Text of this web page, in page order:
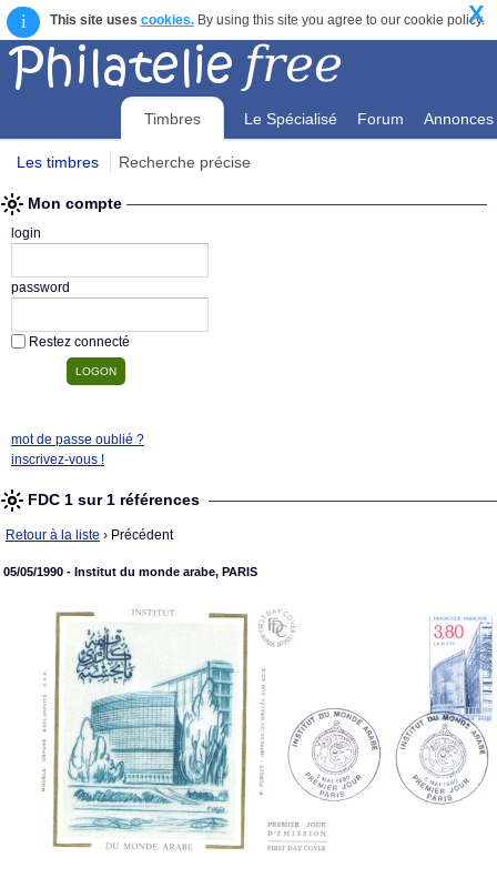
i This site uses cookies.By using this site you agree to our cookie policy.
X
Timbres Le Spécialisé Forum Annonces
Les timbres Recherche précise
Mon compte
login
password
Restez connecté
mot de passe oublié ?
inscrivez-vous !
FDC 1 sur 1 références
Retour à la liste › Précédent
05/05/1990 - Institut du monde arabe, PARIS